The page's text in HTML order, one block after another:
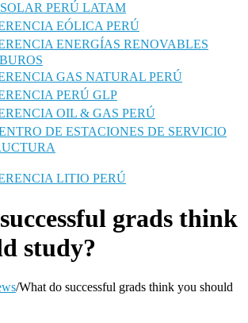
PERÚ LATAM
EÓLICA PERÚ
ENERGÍAS RENOVABLES
GAS NATURAL PERÚ
PERÚ GLP
OIL & GAS PERÚ
DE ESTACIONES DE SERVICIO
LITIO PERÚ
grads think
study?
/What do successful grads think you should